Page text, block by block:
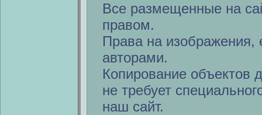
Все размещенные на
правом.
Права на изображения,
авторами.
Копирование объектов
не требует
наш сайт.